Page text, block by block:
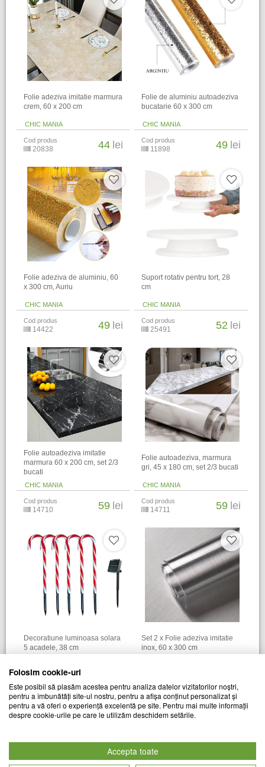
Folie adeziva imitatie marmura
crem, 60 x 200 cm
CHIC MANIA
Cod produs
20838 44 lei
Folie de aluminiu autoadeziva
bucatarie 60 x 300 cm
CHIC MANIA
Cod produs
11898 49 lei
Folie adeziva de aluminiu, 60
x 300 cm, Auriu
CHIC MANIA
Cod produs
14422 49 lei
Suport rotativ pentru tort, 28
cm
CHIC MANIA
Cod produs
25491 52 lei
Folie autoadeziva imitatie
marmura 60 x 200 cm, set 2/3
bucati
CHIC MANIA
Cod produs
14710 59 lei
Folie autoadeziva, marmura
gri, 45 x 180 cm, set 2/3 bucati
CHIC MANIA
Cod produs
14711 59 lei
Decoratiune luminoasa solara
5 acadele, 38 cm
19554 61 lei
Set 2 x Folie adeziva imitatie
inox, 60 x 300 cm
21739 69 lei
Folosim cookie-uri
Este posibil să plasăm acestea pentru analiza datelor vizitatorilor noștri,
pentru a îmbunătăți site-ul nostru, pentru a afișa conținut personalizat și
pentru a vă oferi o experiență excelentă pe site. Pentru mai multe informații
despre cookie-urile pe care le utilizăm deschidem setările.
Accepta toate